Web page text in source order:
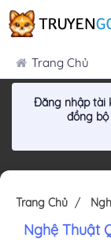
Trang Chủ
Đăng nhập tài
đồng
Trang Chủ
Nghệ Thuật